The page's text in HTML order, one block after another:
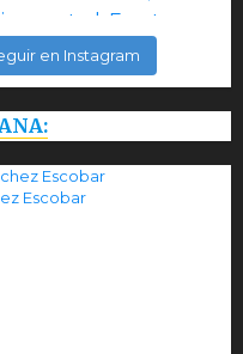
en Instagram
Escobar